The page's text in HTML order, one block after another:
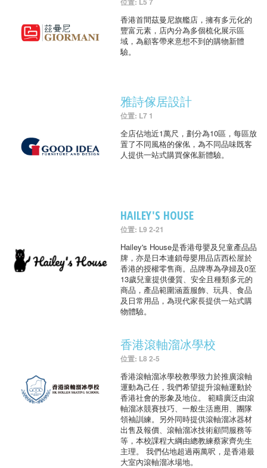
香港首間茲曼尼旗艦店，擁有多元化的
豐富元素，店內分為多個梳化展示區
域，為顧客帶來意想不到的購物新體
驗。
雅詩傢居設計
位置: L7 1
全店佔地近1萬尺，劃分為10區，每區放
置了不同風格的傢俬，為不同品味既客
人提供一站式購買傢俬新體驗。
HAILEY'S HOUSE
位置: L9 2-21
Hailey's House是香港母嬰及兒童產品品
牌，亦是日本連鎖母嬰用品店西松屋於
香港的授權零售商。品牌專為孕婦及0至
13歲兒童提供優質、安全且種類多元的
商品，產品範圍涵蓋服飾、玩具、食品
及日常用品，為現代家長提供一站式購
物體驗。
香港滾軸溜冰學校
位置: L8 2-5
香港滾軸溜冰學校教學致力於推廣滾軸
運動為己任，我們希望提升滾軸運動於
香港社會的形象及地位。 範疇廣泛由滾
軸溜冰競賽技巧、一般生活應用、團隊
領袖訓練。另外同時提供滾軸溜冰器材
出售及報價、滾軸溜冰技術顧問服務等
等，本校課程大綱由總教練蔡家齊先生
主理。 我們佔地超過兩萬呎，是香港最
大室內滾軸溜冰場地。